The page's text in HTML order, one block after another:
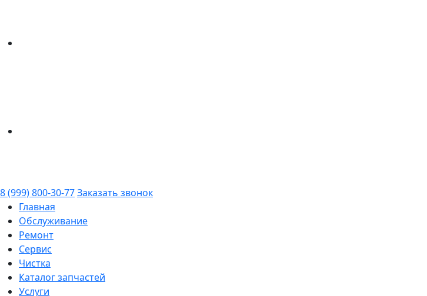
8 (999) 800-30-77Заказать звонок
Главная
Обслуживание
Ремонт
Сервис
Чистка
Каталог запчастей
Услуги